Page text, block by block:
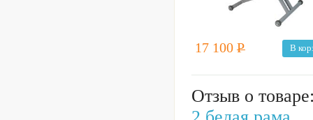
17 100 Р В
Отзыв о